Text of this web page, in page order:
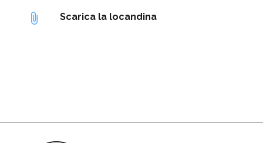
attach_file Scarica la locandina